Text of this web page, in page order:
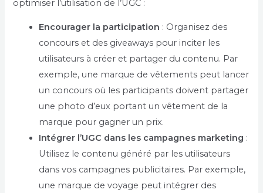
optimiser l’utilisation de l’UGC :
Encourager la participation : Organisez des
concours et des giveaways pour inciter les
utilisateurs à créer et partager du contenu. Par
exemple, une marque de vêtements peut lancer
un concours où les participants doivent partager
une photo d’eux portant un vêtement de la
marque pour gagner un prix.
Intégrer l’UGC dans les campagnes marketing :
Utilisez le contenu généré par les utilisateurs
dans vos campagnes publicitaires. Par exemple,
une marque de voyage peut intégrer des